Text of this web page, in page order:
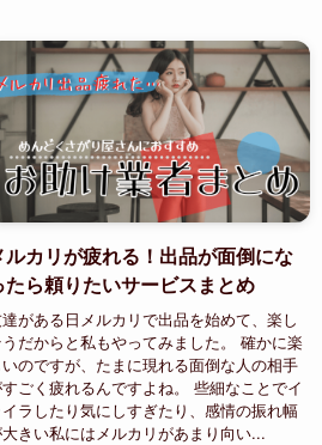
ルカリが疲れる！出品が面倒にな
たら頼りたいサービスまとめ
がある日メルカリで出品を始めて、楽し
だからと私もやってみました。 確かに楽
いのですが、たまに現れる面倒な人の相手
ごく疲れるんですよね。 些細なことでイ
ラしたり気にしすぎたり、感情の振れ幅
きい私にはメルカリがあまり向い...